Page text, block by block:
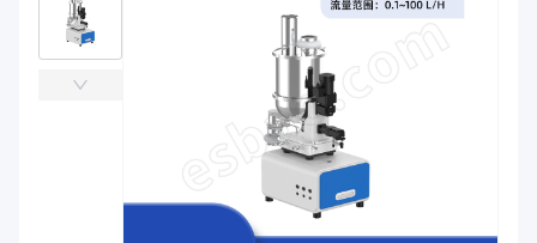
烤箱袋
在线询价
商品参数
0.1-10、3-10、10-100
SLRT10、SLRT16、SLRT22
0.1-10、3-10、10-100
SLRT10、SLRT16、SLRT22